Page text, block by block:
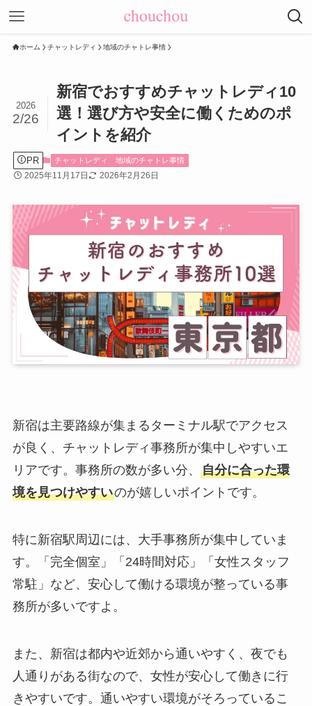
ホーム チャットレディ 地域のチャトレ事情
新宿でおすすめチャットレディ10
選！選び方や安全に働くためのポ
イントを紹介
2026
2/26
PR チャットレディ 地域のチャトレ事情
2025年11月17日 2026年2月26日
新宿は主要路線が集まるターミナル駅でアクセス
が良く、チャットレディ事務所が集中しやすいエ
リアです。事務所の数が多い分、 自分に合った環
境を見つけやすいのが嬉しいポイントです。
特に新宿駅周辺には、大手事務所が集中していま
す。「完全個室」「24時間対応」「女性スタッフ
常駐」など、安心して働ける環境が整っている事
務所が多いですよ。
また、新宿は都内や近郊から通いやすく、夜でも
人通りがある街なので、女性が安心して働きに行
きやすいです。通いやすい環境がそろっているこ